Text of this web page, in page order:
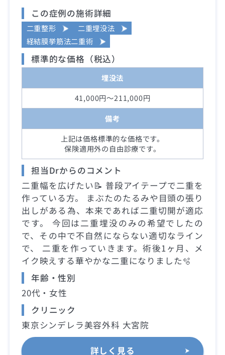
この症例の施術詳細
二重整形
二重埋没法
経結膜挙筋法二重術
標準的な価格（税込）
埋没法
41,000円～211,000円
備考
上記は価格標準的な価格です。
保険適用外の自由診療です。
担当Drからのコメント
二重幅を広げたい📝 普段アイテープで二重を
作っている方。 まぶたのたるみや目頭の張り
出しがある為、本来であれば二重切開が適応
です。 今回は二重埋没のみの希望でしたの
で、その中で不自然にならない適切なライン
で、 二重を作っていきます。術後1ヶ月、メ
イク映えする華やかな二重になりました🫧
年齢・性別
20代・女性
クリニック
東京シンデレラ美容外科 大宮院
詳しく見る